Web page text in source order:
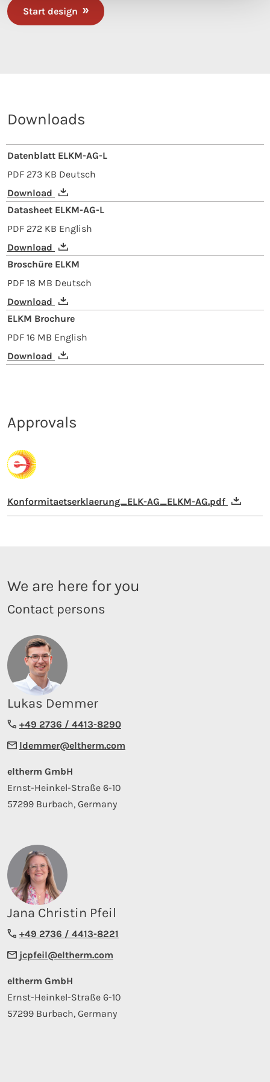
Start design
Downloads
Datenblatt ELKM-AG-L
PDF 273 KB Deutsch
Download
Datasheet ELKM-AG-L
PDF 272 KB English
Download
Broschüre ELKM
PDF 18 MB Deutsch
Download
ELKM Brochure
PDF 16 MB English
Download
Approvals
Konformitaetserklaerung_ELK-AG_ELKM-AG.pdf
We are here for you
Contact persons
Lukas Demmer
+49 2736 / 4413-8290
ldemmer@eltherm.com
eltherm GmbH
Ernst-Heinkel-Straße 6-10
57299 Burbach, Germany
Jana Christin Pfeil
+49 2736 / 4413-8221
jcpfeil@eltherm.com
eltherm GmbH
Ernst-Heinkel-Straße 6-10
57299 Burbach, Germany